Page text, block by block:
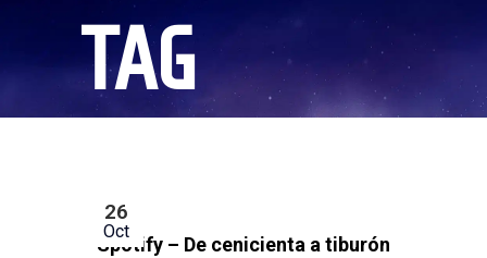
TAG
26
Oct
Spotify – De cenicienta a tiburón